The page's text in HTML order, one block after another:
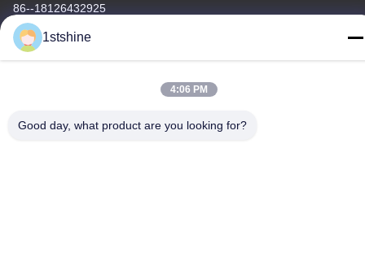
86--18126432925
Cina Kualitas Bagus Kipas Langit-langit LED Jarak Jauh
1stshine
4:06 PM
Good day, what product are you looking for?